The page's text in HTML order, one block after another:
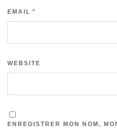
EMAIL *
WEBSITE
ENREGISTRER MON NOM,